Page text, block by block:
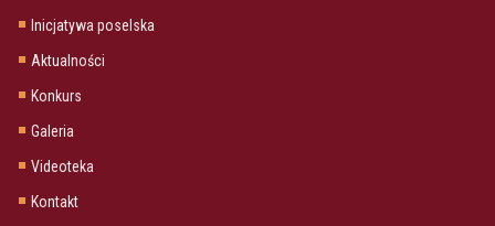
Inicjatywa poselska
Aktualności
Konkurs
Galeria
Videoteka
Kontakt